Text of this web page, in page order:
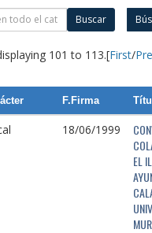
Buscar
101 to 113.[First/
F.Firma
18/06/1999
EL